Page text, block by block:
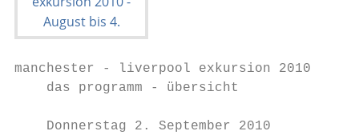
manchester - liverpool exkursion 2010
    das programm - übersicht
    Donnerstag 2. September 2010